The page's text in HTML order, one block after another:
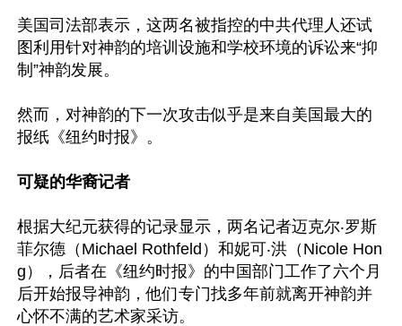
美国司法部表示，这两名被指控的中共代理人还试
图利用针对神韵的培训设施和学校环境的诉讼来“抑
制”神韵发展。
然而，对神韵的下一次攻击似乎是来自美国最大的
报纸《纽约时报》。
可疑的华裔记者
根据大纪元获得的记录显示，两名记者迈克尔‧罗斯
菲尔德（Michael Rothfeld）和妮可‧洪（Nicole Hon
g），后者在《纽约时报》的中国部门工作了六个月
后开始报导神韵，他们专门找多年前就离开神韵并
心怀不满的艺术家采访。